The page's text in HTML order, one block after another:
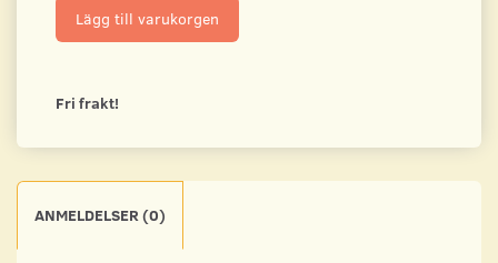
Lägg till varukorgen
Fri frakt!
ANMELDELSER (0)